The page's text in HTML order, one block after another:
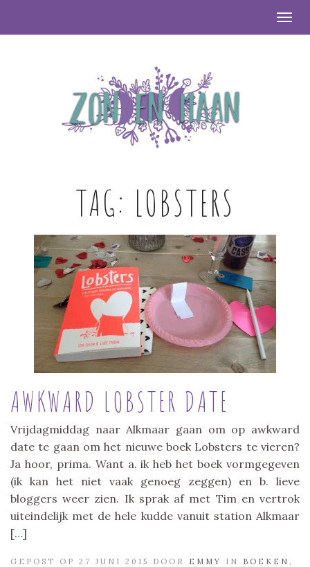
TAG: LOBSTERS
AWKWARD LOBSTER DATE
Vrijdagmiddag naar Alkmaar gaan om op awkward
date te gaan om het nieuwe boek Lobsters te vieren?
Ja hoor, prima. Want a. ik heb het boek vormgegeven
(ik kan het niet vaak genoeg zeggen) en b. lieve
bloggers weer zien. Ik sprak af met Tim en vertrok
uiteindelijk met de hele kudde vanuit station Alkmaar
[…]
GEPOST OP 27 JUNI 2015 DOOR EMMY IN BOEKEN